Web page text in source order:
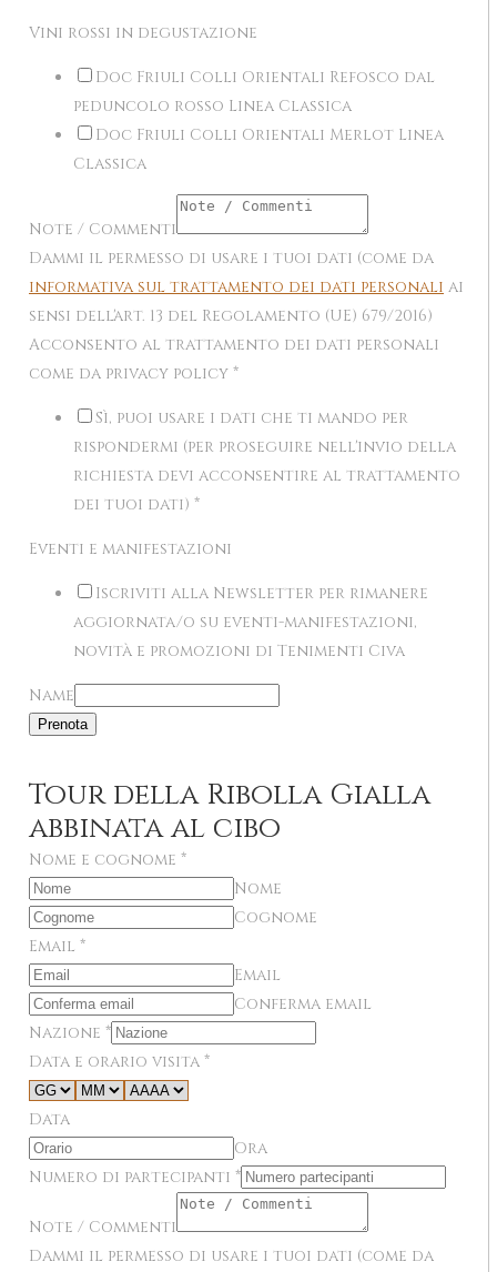
Vini rossi in degustazione
Doc Friuli Colli Orientali Refosco dal
peduncolo rosso Linea Classica
Doc Friuli Colli Orientali Merlot Linea
Classica
Note / Commenti
Dammi il permesso di usare i tuoi dati (come da
informativa sul trattamento dei dati personali ai
sensi dell'art. 13 del Regolamento (UE) 679/2016)
Acconsento al trattamento dei dati personali
come da privacy policy *
Sì, puoi usare i dati che ti mando per
rispondermi (per proseguire nell'invio della
richiesta devi acconsentire al trattamento
dei tuoi dati) *
Eventi e manifestazioni
Iscriviti alla Newsletter per rimanere
aggiornata/o su eventi-manifestazioni,
novità e promozioni di Tenimenti Civa
Name
Prenota
Tour della Ribolla Gialla
abbinata al cibo
Nome e cognome *
Nome
Cognome
Email *
Email
Conferma email
Nazione *
Data e orario visita *
Data
Ora
Numero di partecipanti *
Note / Commenti
Dammi il permesso di usare i tuoi dati (come da